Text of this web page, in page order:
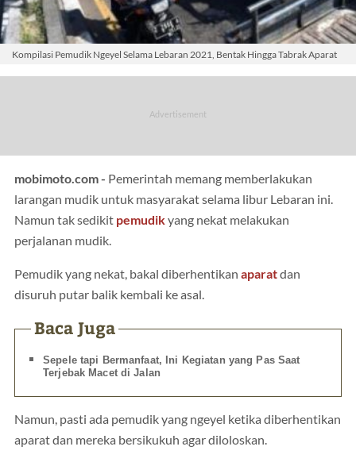
Kompilasi Pemudik Ngeyel Selama Lebaran 2021, Bentak Hingga Tabrak Aparat
mobimoto.com - Pemerintah memang memberlakukan
larangan mudik untuk masyarakat selama libur Lebaran ini.
Namun tak sedikit pemudikyang nekat melakukan
perjalanan mudik.
Pemudik yang nekat, bakal diberhentikan aparatdan
disuruh putar balik kembali ke asal.
Baca Juga
Sepele tapi Bermanfaat, Ini Kegiatan yang Pas Saat
Terjebak Macet di Jalan
Namun, pasti ada pemudik yang ngeyel ketika diberhentikan
aparat dan mereka bersikukuh agar diloloskan.